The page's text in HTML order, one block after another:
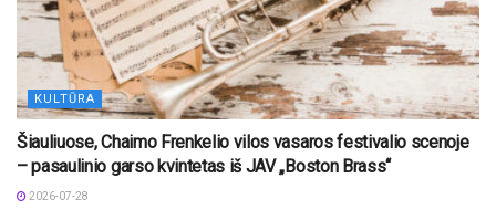
KULTŪRA
Šiauliuose, Chaimo Frenkelio vilos vasaros festivalio scenoje
– pasaulinio garso kvintetas iš JAV „Boston Brass“
2026-07-28